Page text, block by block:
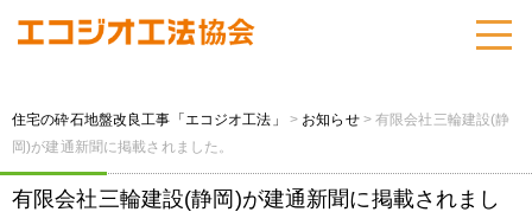
住宅の砕石地盤改良工事「エコジオ工法」 > お知らせ>有限会社三輪建設(静
岡)が建通新聞に掲載されました。
有限会社三輪建設(静岡)が建通新聞に掲載されまし